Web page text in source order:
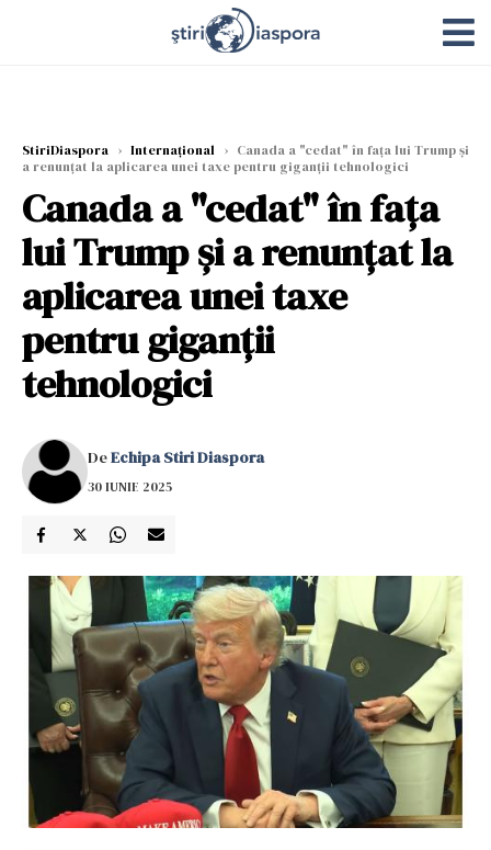
StiriDiaspora › Internațional › Canada a "cedat" în faţa lui Trump și
a renunţat la aplicarea unei taxe pentru giganţii tehnologici
Canada a "cedat" în faţa
lui Trump și a renunţat la
aplicarea unei taxe
pentru giganţii
tehnologici
DeEchipa Stiri Diaspora
30 IUNIE 2025